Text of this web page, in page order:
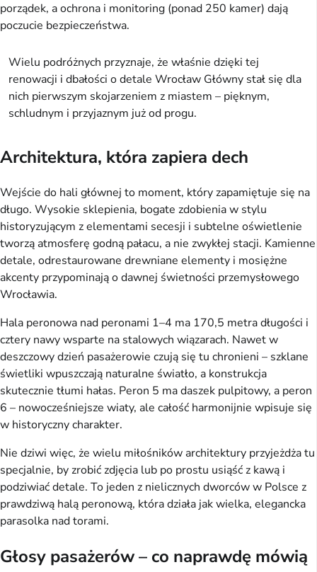
porządek, a ochrona i monitoring (ponad 250 kamer) dają
poczucie bezpieczeństwa.
Wielu podróżnych przyznaje, że właśnie dzięki tej
renowacji i dbałości o detale Wrocław Główny stał się dla
nich pierwszym skojarzeniem z miastem – pięknym,
schludnym i przyjaznym już od progu.
Architektura, która zapiera dech
Wejście do hali głównej to moment, który zapamiętuje się na
długo. Wysokie sklepienia, bogate zdobienia w stylu
historyzującym z elementami secesji i subtelne oświetlenie
tworzą atmosferę godną pałacu, a nie zwykłej stacji. Kamienne
detale, odrestaurowane drewniane elementy i mosiężne
akcenty przypominają o dawnej świetności przemysłowego
Wrocławia.
Hala peronowa nad peronami 1–4 ma 170,5 metra długości i
cztery nawy wsparte na stalowych wiązarach. Nawet w
deszczowy dzień pasażerowie czują się tu chronieni – szklane
świetliki wpuszczają naturalne światło, a konstrukcja
skutecznie tłumi hałas. Peron 5 ma daszek pulpitowy, a peron
6 – nowocześniejsze wiaty, ale całość harmonijnie wpisuje się
w historyczny charakter.
Nie dziwi więc, że wielu miłośników architektury przyjeżdża tu
specjalnie, by zrobić zdjęcia lub po prostu usiąść z kawą i
podziwiać detale. To jeden z nielicznych dworców w Polsce z
prawdziwą halą peronową, która działa jak wielka, elegancka
parasolka nad torami.
Głosy pasażerów – co naprawdę mówią